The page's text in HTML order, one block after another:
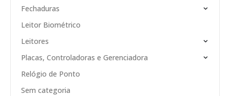
Fechaduras
Leitor Biométrico
Leitores
Placas, Controladoras e Gerenciadora
Relógio de Ponto
Sem categoria